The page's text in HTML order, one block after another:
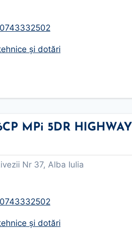
și dotări
MPi 5DR HIGHWAY
Nr 37, Alba Iulia
și dotări